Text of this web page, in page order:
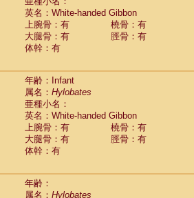
nemestrina(28)
nigra(5)
radiata(41)
silenus(10)
sinica (7)
thibetana (3)
tonkeana (0)
hybrid(1)
(0)
nigroviridis
ascanius
ascanius schmidti
cephus
diana
hamlyni (2)
英名：White-handed Gibbon
上腕骨：有
橈骨：有
大腿骨：有
脛骨：有
体幹：有
年齢：Infant
属名： Hylobates
亜種小名：
英名：White-handed Gibbon
上腕骨：有
橈骨：有
大腿骨：有
脛骨：有
体幹：有
年齢：
属名： Hylobates